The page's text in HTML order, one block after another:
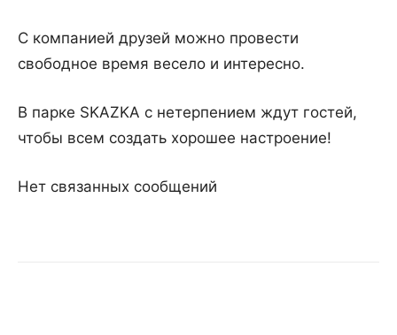
С компанией друзей можно провести
свободное время весело и интересно.
В парке SKAZKA c нетерпением ждут гостей,
чтобы всем создать хорошее настроение!
Нет связанных сообщений